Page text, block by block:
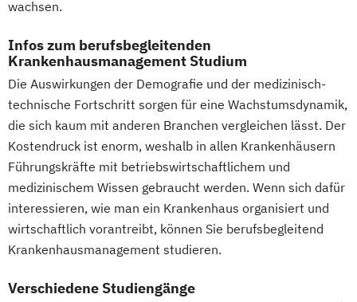
wachsen.
Infos zum berufsbegleitenden
Krankenhausmanagement Studium
Die Auswirkungen der Demografie und der medizinisch-
technische Fortschritt sorgen für eine Wachstumsdynamik,
die sich kaum mit anderen Branchen vergleichen lässt. Der
Kostendruck ist enorm, weshalb in allen Krankenhäusern
Führungskräfte mit betriebswirtschaftlichem und
medizinischem Wissen gebraucht werden. Wenn sich dafür
interessieren, wie man ein Krankenhaus organisiert und
wirtschaftlich vorantreibt, können Sie berufsbegleitend
Krankenhausmanagement studieren.
Verschiedene Studiengänge